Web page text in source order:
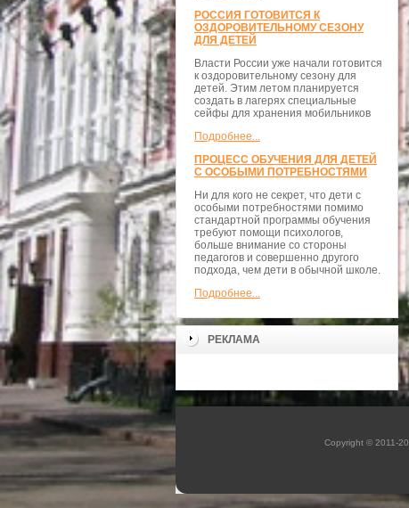
РОССИЯ ГОТОВИТСЯ К
ОЗДОРОВИТЕЛЬНОМУ СЕЗОНУ
ДЛЯ ДЕТЕЙ
Власти России уже начали готовится
к оздоровительному сезону для
детей. Этим летом планируется
создать в лагерях специальные
сейфы для хранения мобильников
Подробнее...
ПРОЦЕСС ОБУЧЕНИЯ ДЛЯ ДЕТЕЙ
С ОСОБЫМИ ПОТРЕБНОСТЯМИ
Ни для кого не секрет, что дети с
особыми потребностями помимо
стандартной программы обучения
требуют помощи психологов,
больше внимание со стороны
педагогов и совершенно другого
подхода, чем дети в обычной школе.
Подробнее...
РЕКЛАМА
Copyright © 2011-